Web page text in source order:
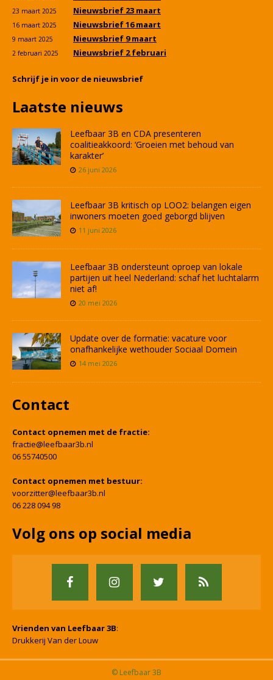
23 maart 2025 Nieuwsbrief 23 maart
16 maart 2025 Nieuwsbrief 16 maart
9 maart 2025 Nieuwsbrief 9 maart
2 februari 2025 Nieuwsbrief 2 februari
Schrijf je in voor de nieuwsbrief
Laatste nieuws
Leefbaar 3B en CDA presenteren
coalitieakkoord: ‘Groeien met behoud van
karakter’
26 juni 2026
Leefbaar 3B kritisch op LOO2: belangen eigen
inwoners moeten goed geborgd blijven
11 juni 2026
Leefbaar 3B ondersteunt oproep van lokale
partijen uit heel Nederland: schaf het luchtalarm
niet af!
20 mei 2026
Update over de formatie: vacature voor
onafhankelijke wethouder Sociaal Domein
14 mei 2026
Contact
Contact opnemen met de fractie:
fractie@leefbaar3b.nl
06 55740500
Contact opnemen met bestuur:
voorzitter@leefbaar3b.nl
06 228 094 98
Volg ons op social media
Vrienden van Leefbaar 3B:
Drukkerij Van der Louw
© Leefbaar 3B